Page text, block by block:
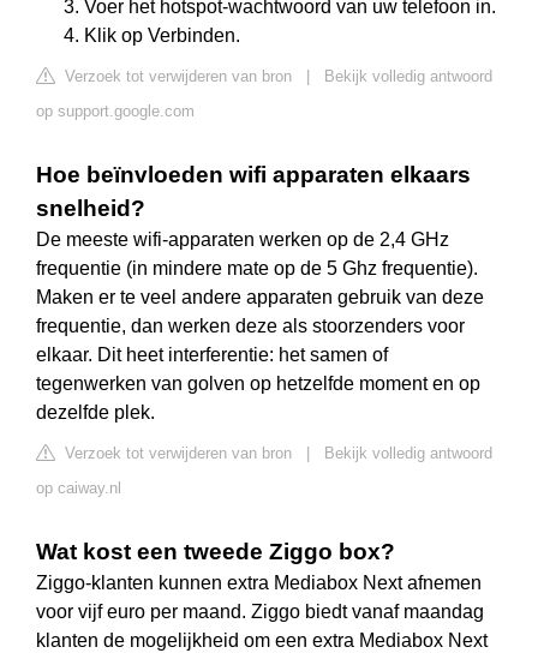
Voer het hotspot-wachtwoord van uw telefoon in.
Klik op Verbinden.
Verzoek tot verwijderen van bron
Bekijk volledig antwoord
op support.google.com
Hoe beïnvloeden wifi apparaten elkaars
snelheid?
De meeste wifi-apparaten werken op de 2,4 GHz
frequentie (in mindere mate op de 5 Ghz frequentie).
Maken er te veel andere apparaten gebruik van deze
frequentie, dan werken deze als stoorzenders voor
elkaar. Dit heet interferentie: het samen of
tegenwerken van golven op hetzelfde moment en op
dezelfde plek.
Verzoek tot verwijderen van bron
Bekijk volledig antwoord
op caiway.nl
Wat kost een tweede Ziggo box?
Ziggo-klanten kunnen extra Mediabox Next afnemen
voor vijf euro per maand. Ziggo biedt vanaf maandag
klanten de mogelijkheid om een extra Mediabox Next